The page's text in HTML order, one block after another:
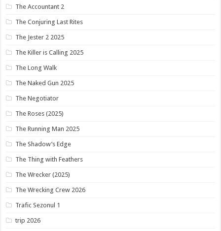
The Accountant 2
The Conjuring Last Rites
The Jester 2 2025
The Killer is Calling 2025
The Long Walk
The Naked Gun 2025
The Negotiator
The Roses (2025)
The Running Man 2025
The Shadow’s Edge
The Thing with Feathers
The Wrecker (2025)
The Wrecking Crew 2026
Trafic Sezonul 1
trip 2026